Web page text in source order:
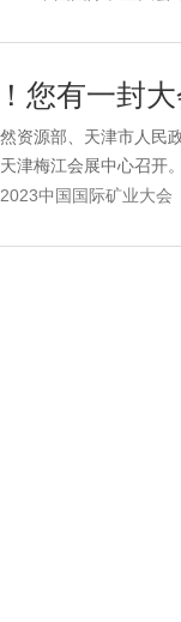
您有一封
资源部、天津市人民
津梅江会展中心召开
2023中国国际矿业大会